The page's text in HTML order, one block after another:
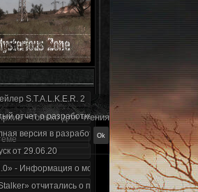
S.T.A.L.K.E.R. 2
отчет о разработке!
версия в разработке!
от 29.06.20
- Информация о моде за июнь 2020
отчитались о проделанной работе
- только для чтения